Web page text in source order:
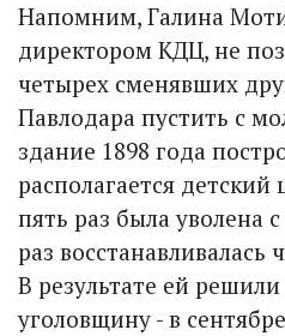
Напомним, Галина
директором КДЦ, не
четырех сменявших
Павлодара пустить с
здание 1898 года
располагается детский
пять раз была уволена
раз восстанавливалась
В результате ей
уголовщину - в